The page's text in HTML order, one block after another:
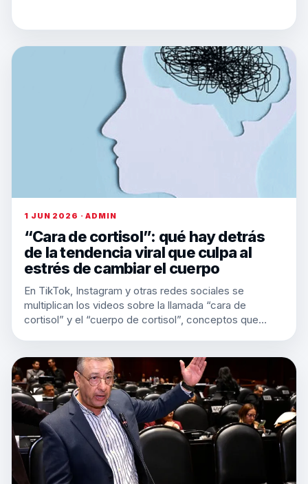
1 JUN 2026 · ADMIN
“Cara de cortisol”: qué hay detrás
de la tendencia viral que culpa al
estrés de cambiar el cuerpo
En TikTok, Instagram y otras redes sociales se
multiplican los videos sobre la llamada “cara de
cortisol” y el “cuerpo de cortisol”, conceptos que…